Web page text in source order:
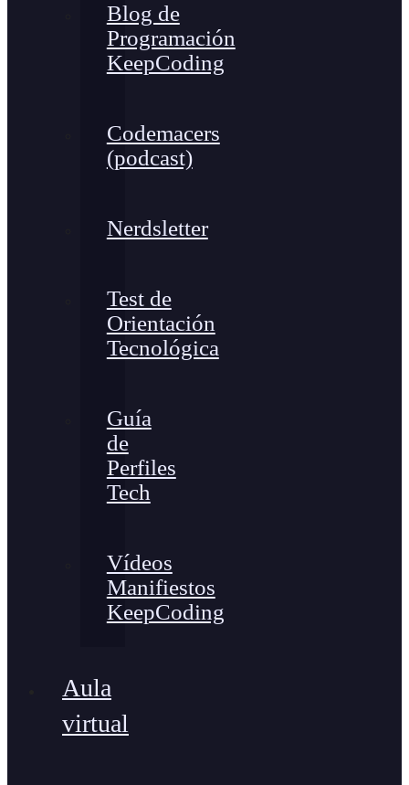
Blog de
Programación
KeepCoding
Codemacers
(podcast)
Nerdsletter
Test de
Orientación
Tecnológica
Guía
de
Perfiles
Tech
Vídeos
Manifiestos
KeepCoding
Aula
virtual